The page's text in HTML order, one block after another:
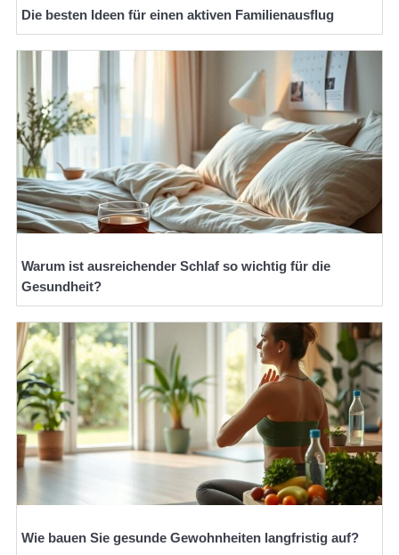
Die besten Ideen für einen aktiven Familienausflug
Warum ist ausreichender Schlaf so wichtig für die
Gesundheit?
Wie bauen Sie gesunde Gewohnheiten langfristig auf?